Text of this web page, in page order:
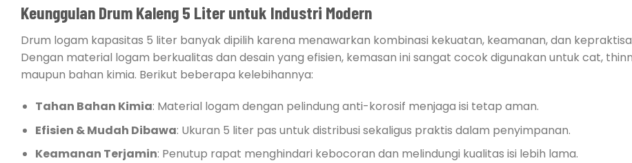
Keunggulan Drum Kaleng 5 Liter untuk Industri Modern
Drum logam kapasitas 5 liter banyak dipilih karena menawarkan kombinasi kekuatan, keamanan, dan
Dengan material logam berkualitas dan desain yang efisien, kemasan ini sangat cocok digunakan untuk cat,
maupun bahan kimia. Berikut beberapa kelebihannya:
Tahan Bahan Kimia: Material logam dengan pelindung anti-korosif menjaga isi tetap aman.
Efisien & Mudah Dibawa: Ukuran 5 liter pas untuk distribusi sekaligus praktis dalam penyimpanan.
Keamanan Terjamin: Penutup rapat menghindari kebocoran dan melindungi kualitas isi lebih lama.